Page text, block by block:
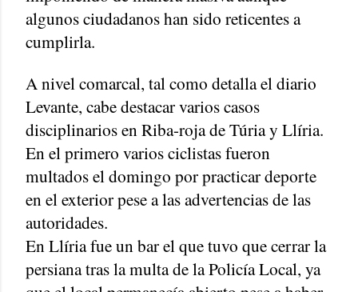
algunos ciudadanos han sido reticentes a
cumplirla.
A nivel comarcal, tal como detalla el diario
Levante, cabe destacar varios casos
disciplinarios en Riba-roja de Túria y Llíria.
En el primero varios ciclistas fueron
multados el domingo por practicar deporte
en el exterior pese a las advertencias de las
autoridades.
En Llíria fue un bar el que tuvo que cerrar la
persiana tras la multa de la Policía Local, ya